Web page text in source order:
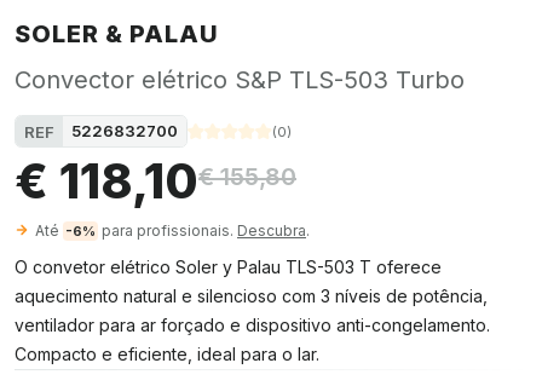
SOLER & PALAU
Convector elétrico S&P TLS-503 Turbo
REF 5226832700 (0)
€ 118,10€ 155,80
Até -6% para profissionais. Descubra.
O convetor elétrico Soler y Palau TLS-503 T oferece
aquecimento natural e silencioso com 3 níveis de potência,
ventilador para ar forçado e dispositivo anti-congelamento.
Compacto e eficiente, ideal para o lar.